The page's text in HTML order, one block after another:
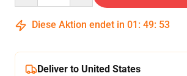
Diese Aktion endet in 01 : 49: 53
Deliver to United States